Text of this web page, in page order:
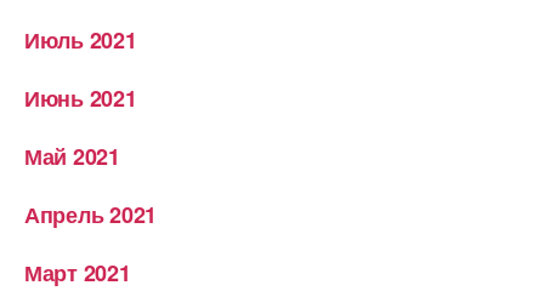
Июль 2021
Июнь 2021
Май 2021
Апрель 2021
Март 2021